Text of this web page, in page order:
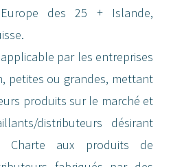
des 25 + Islande,
par les entreprises
petites ou grandes, mettant
produits sur le marché et
distributeurs désirant
Charte aux produits de